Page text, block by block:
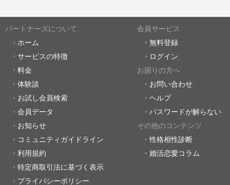
パートナーズについて
ホーム
サービスの特徴
料金
体験談
お試し会員検索
会員データ
お知らせ
コミュニティガイドライン
利用規約
特定商取引法に基づく表示
プライバシーポリシー
会員サービス
無料登録
ログイン
お困りの方へ
お問い合わせ
ヘルプ
パスワードが解らない
その他のコンテンツ
性格相性診断
婚活恋愛コラム